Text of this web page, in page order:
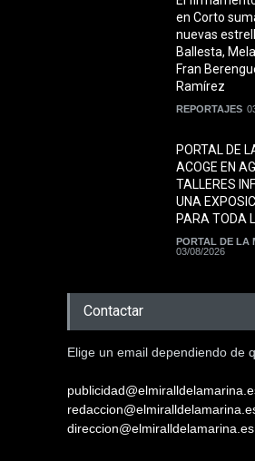
en Corto
nuevas
Ballesta,
Fran
Ramírez
REPORTAJES
PORTAL DE
ACOGE EN
TALLERES
UNA
PARA TODA
PORTAL DE LA
03/08/2026
Contactar
Elige un email dependiendo de
direccion@elmiralldelamarina.es